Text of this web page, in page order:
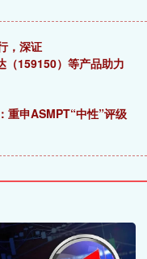
，深证
（159150）等产品助力
重申ASMPT“中性”评级